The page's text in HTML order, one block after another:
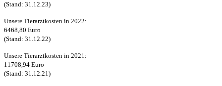
(Stand: 31.12.23)
Unsere Tierarztkosten in 2022:
6468,80 Euro
(Stand: 31.12.22)
Unsere Tierarztkosten in 2021:
11708,94 Euro
(Stand: 31.12.21)